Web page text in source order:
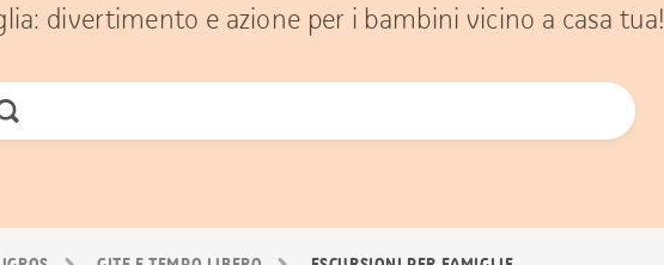
divertimento e azione per i bambini vicino a casa tua!